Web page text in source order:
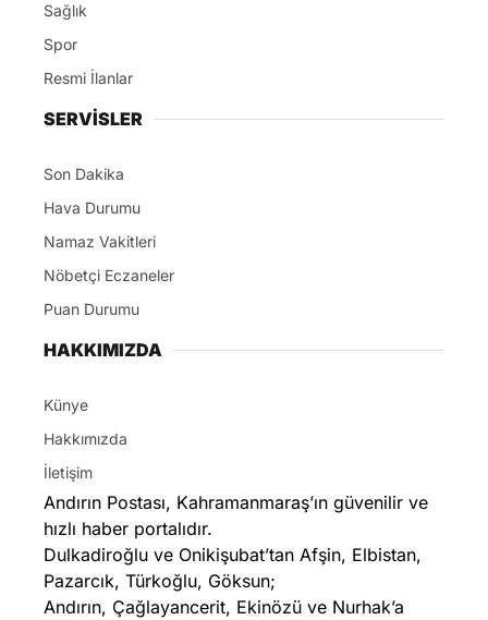
Sağlık
Spor
Resmi İlanlar
SERVİSLER
Son Dakika
Hava Durumu
Namaz Vakitleri
Nöbetçi Eczaneler
Puan Durumu
HAKKIMIZDA
Künye
Hakkımızda
İletişim
Andırın Postası, Kahramanmaraş’ın güvenilir ve
hızlı haber portalıdır.
Dulkadiroğlu ve Onikişubat’tan Afşin, Elbistan,
Pazarcık, Türkoğlu, Göksun;
Andırın, Çağlayancerit, Ekinözü ve Nurhak’a